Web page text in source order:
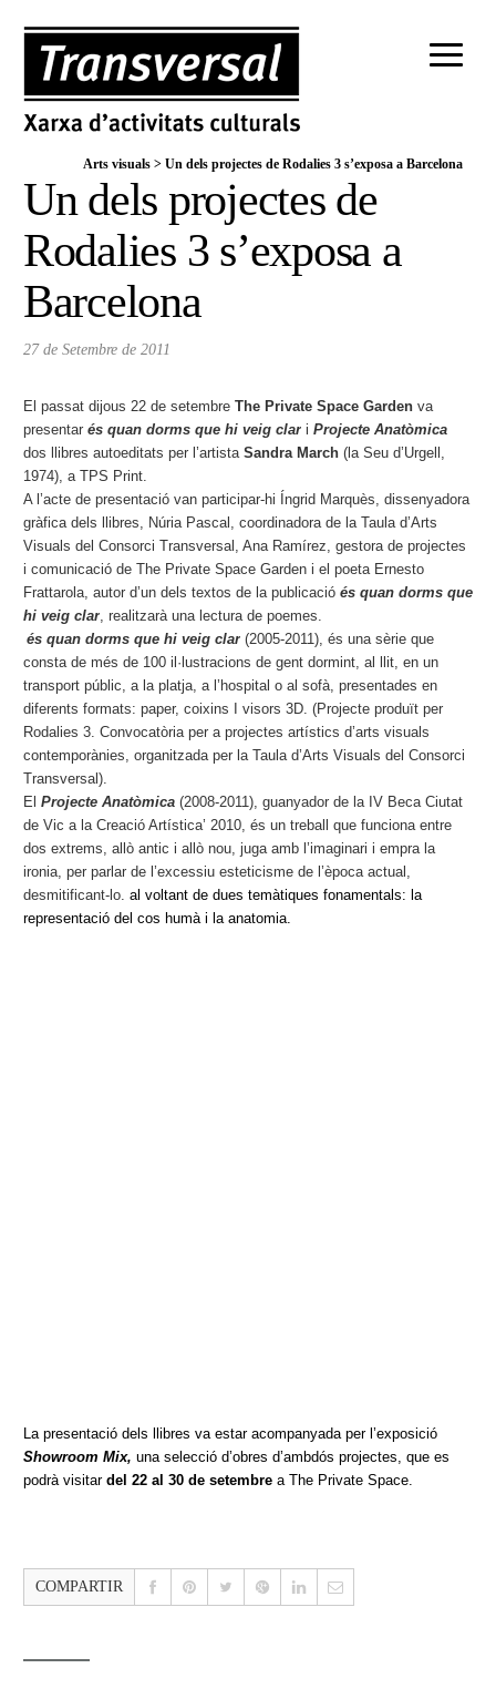
Arts visuals > Un dels projectes de Rodalies 3 s’exposa a Barcelona
Un dels projectes de
Rodalies 3 s’exposa a
Barcelona
27 de Setembre de 2011
El passat dijous 22 de setembre The Private Space Garden va
presentar és quan dorms que hi veig clar i Projecte Anatòmica
dos llibres autoeditats per l’artista Sandra March (la Seu d’Urgell,
1974), a TPS Print.
A l’acte de presentació van participar-hi Íngrid Marquès, dissenyadora
gràfica dels llibres, Núria Pascal, coordinadora de la Taula d’Arts
Visuals del Consorci Transversal, Ana Ramírez, gestora de projectes
i comunicació de The Private Space Garden i el poeta Ernesto
Frattarola, autor d’un dels textos de la publicació és quan dorms que
hi veig clar, realitzarà una lectura de poemes.
és quan dorms que hi veig clar (2005-2011), és una sèrie que
consta de més de 100 il·lustracions de gent dormint, al llit, en un
transport públic, a la platja, a l’hospital o al sofà, presentades en
diferents formats: paper, coixins I visors 3D. (Projecte produït per
Rodalies 3. Convocatòria per a projectes artístics d’arts visuals
contemporànies, organitzada per la Taula d’Arts Visuals del Consorci
Transversal).
El Projecte Anatòmica (2008-2011), guanyador de la IV Beca Ciutat
de Vic a la Creació Artística’ 2010, és un treball que funciona entre
dos extrems, allò antic i allò nou, juga amb l’imaginari i empra la
ironia, per parlar de l’excessiu esteticisme de l’època actual,
desmitificant-lo. al voltant de dues temàtiques fonamentals: la
representació del cos humà i la anatomia.
La presentació dels llibres va estar acompanyada per l’exposició
Showroom Mix, una selecció d’obres d’ambdós projectes, que es
podrà visitar del 22 al 30 de setembre a The Private Space.
COMPARTIR